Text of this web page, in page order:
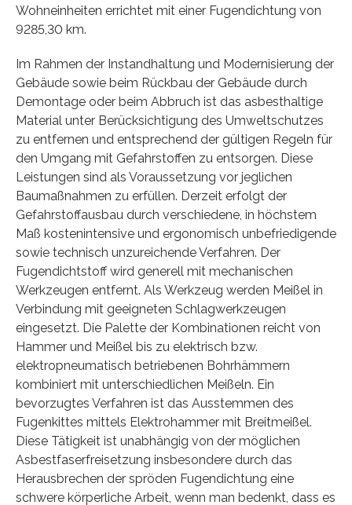
Wohneinheiten errichtet mit einer Fugendichtung von
9285,30 km.
Im Rahmen der Instandhaltung und Modernisierung der
Gebäude sowie beim Rückbau der Gebäude durch
Demontage oder beim Abbruch ist das asbesthaltige
Material unter Berücksichtigung des Umweltschutzes
zu entfernen und entsprechend der gültigen Regeln für
den Umgang mit Gefahrstoffen zu entsorgen. Diese
Leistungen sind als Voraussetzung vor jeglichen
Baumaßnahmen zu erfüllen. Derzeit erfolgt der
Gefahrstoffausbau durch verschiedene, in höchstem
Maß kostenintensive und ergonomisch unbefriedigende
sowie technisch unzureichende Verfahren. Der
Fugendichtstoff wird generell mit mechanischen
Werkzeugen entfernt. Als Werkzeug werden Meißel in
Verbindung mit geeigneten Schlagwerkzeugen
eingesetzt. Die Palette der Kombinationen reicht von
Hammer und Meißel bis zu elektrisch bzw.
elektropneumatisch betriebenen Bohrhämmern
kombiniert mit unterschiedlichen Meißeln. Ein
bevorzugtes Verfahren ist das Ausstemmen des
Fugenkittes mittels Elektrohammer mit Breitmeißel.
Diese Tätigkeit ist unabhängig von der möglichen
Asbestfaserfreisetzung insbesondere durch das
Herausbrechen der spröden Fugendichtung eine
schwere körperliche Arbeit, wenn man bedenkt, dass es